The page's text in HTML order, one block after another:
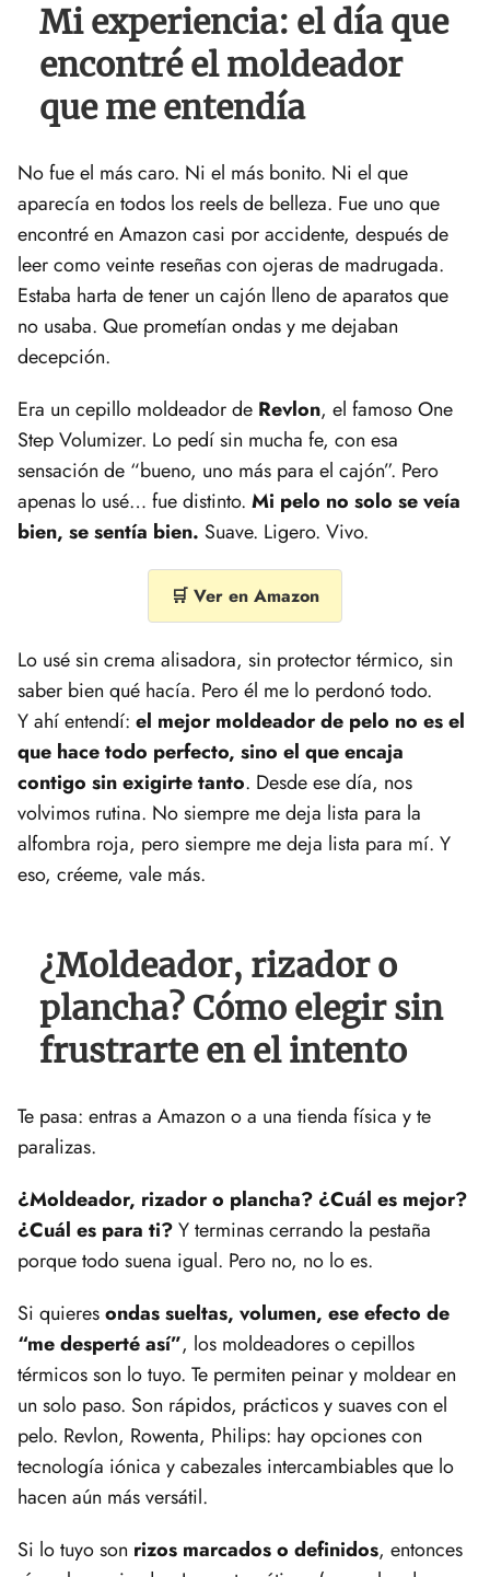
Mi experiencia: el día que
encontré el moldeador
que me entendía
No fue el más caro. Ni el más bonito. Ni el que
aparecía en todos los reels de belleza. Fue uno que
encontré en Amazon casi por accidente, después de
leer como veinte reseñas con ojeras de madrugada.
Estaba harta de tener un cajón lleno de aparatos que
no usaba. Que prometían ondas y me dejaban
decepción.
Era un cepillo moldeador de Revlon, el famoso One
Step Volumizer. Lo pedí sin mucha fe, con esa
sensación de “bueno, uno más para el cajón”. Pero
apenas lo usé… fue distinto. Mi pelo no solo se veía
bien, se sentía bien. Suave. Ligero. Vivo.
🛒 Ver en Amazon
Lo usé sin crema alisadora, sin protector térmico, sin
saber bien qué hacía. Pero él me lo perdonó todo.
Y ahí entendí: el mejor moldeador de pelo no es el
que hace todo perfecto, sino el que encaja
contigo sin exigirte tanto. Desde ese día, nos
volvimos rutina. No siempre me deja lista para la
alfombra roja, pero siempre me deja lista para mí. Y
eso, créeme, vale más.
¿Moldeador, rizador o
plancha? Cómo elegir sin
frustrarte en el intento
Te pasa: entras a Amazon o a una tienda física y te
paralizas.
¿Moldeador, rizador o plancha? ¿Cuál es mejor?
¿Cuál es para ti?Y terminas cerrando la pestaña
porque todo suena igual. Pero no, no lo es.
Si quieresondas sueltas, volumen, ese efecto de
“me desperté así”, los moldeadores o cepillos
térmicos son lo tuyo. Te permiten peinar y moldear en
un solo paso. Son rápidos, prácticos y suaves con el
pelo. Revlon, Rowenta, Philips: hay opciones con
tecnología iónica y cabezales intercambiables que lo
hacen aún más versátil.
Si lo tuyo son rizos marcados o definidos, entonces